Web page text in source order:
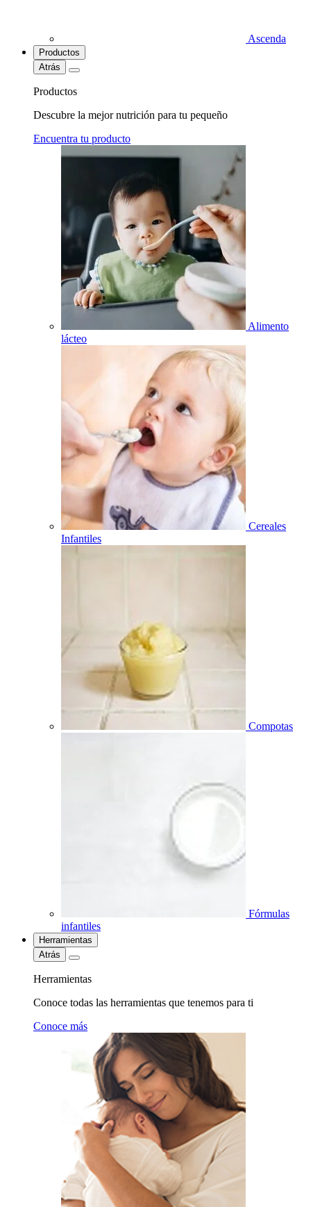
Ascenda
Productos
Atrás
Productos
Descubre la mejor nutrición para tu pequeño
Encuentra tu producto
Alimento
lácteo
Cereales
Infantiles
Compotas
Fórmulas
infantiles
Herramientas
Atrás
Herramientas
Conoce todas las herramientas que tenemos para ti
Conoce más